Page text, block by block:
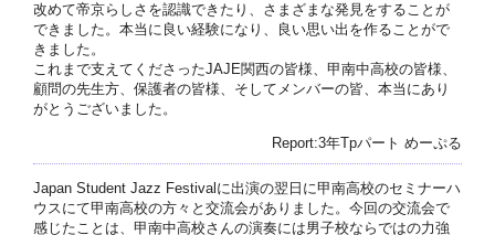
改めて帝京らしさを認識できたり、さまざまな発見をすることが
できました。本当に良い経験になり、良い思い出を作ることがで
きました。
これまで支えてくださったJAJE関西の皆様、甲南中高校の皆様、
顧問の先生方、保護者の皆様、そしてメンバーの皆、本当にあり
がとうございました。
Report:3年Tpパート めーぷる
Japan Student Jazz Festivalに出演の翌日に甲南高校のセミナーハ
ウスにて甲南高校の方々と交流会がありました。今回の交流会で
感じたことは、甲南中高校さんの演奏には男子校ならではの力強